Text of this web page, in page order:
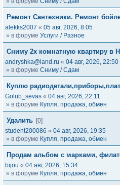
Ремонт Сантехники. Ремонт
alekks2007 « 05 авг, 2026, 8:05
» в форуме Услуги / Разное
Сниму 2х комнатную квартиру в
andryshka@land.ru « 04 авг, 2026, 22:50
» в форуме Сниму / Сдам
Куплю
Golub_sevas « 04 авг, 2026, 22:11
» в форуме Купля, продажа, обмен
Удалить [0]
student200086 « 04 авг, 2026, 19:35
» в форуме Купля, продажа, обмен
Продам альбом с марками,
bijou « 04 авг, 2026, 15:34
» в форуме Купля, продажа, обмен